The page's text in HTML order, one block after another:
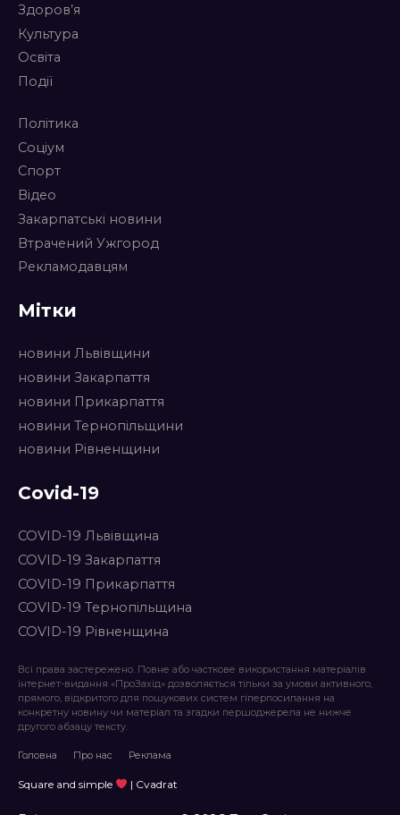
Здоров’я
Культура
Освіта
Події
Політика
Соціум
Спорт
Відео
Закарпатські новини
Втрачений Ужгород
Рекламодавцям
Мітки
новини Львівщини
новини Закарпаття
новини Прикарпаття
новини Тернопільщини
новини Рівненщини
Covid-19
COVID-19 Львівщина
COVID-19 Закарпаття
COVID-19 Прикарпаття
COVID-19 Тернопільщина
COVID-19 Рівненщина
Всі права застережено. Повне або часткове використання матеріалів
інтернет-видання «ПроЗахід» дозволяється тільки за умови активного,
прямого, відкритого для пошукових систем гіперпосилання на
конкретну новину чи матеріал та згадки першоджерела не нижче
другого абзацу тексту.
Головна Про нас Реклама
Square and simple | Cvadrat